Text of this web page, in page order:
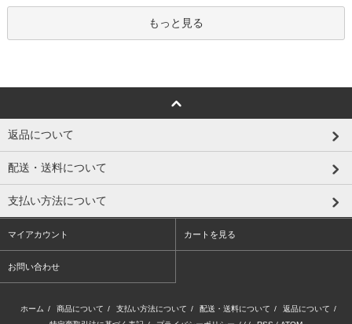
もっと見る
返品について
配送・送料について
支払い方法について
マイアカウント カートを見る
お問い合わせ
ホーム / 商品について / 支払い方法について / 配送・送料について / 返品について /